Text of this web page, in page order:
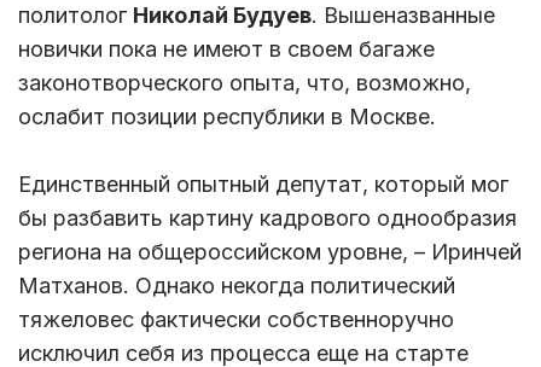
политолог Николай Будуев. Вышеназванные
новички пока не имеют в своем багаже
законотворческого опыта, что, возможно,
ослабит позиции республики в Москве.
Единственный опытный депутат, который мог
бы разбавить картину кадрового однообразия
региона на общероссийском уровне, – Иринчей
Матханов. Однако некогда политический
тяжеловес фактически собственноручно
исключил себя из процесса еще на старте